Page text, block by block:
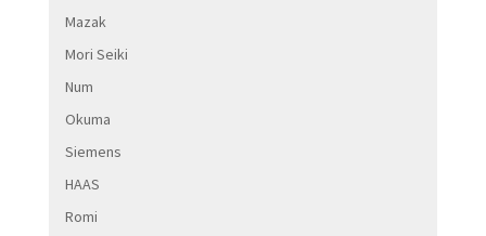
Mazak
Mori Seiki
Num
Okuma
Siemens
HAAS
Romi